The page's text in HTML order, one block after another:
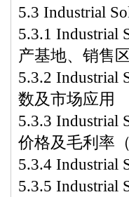
5.3 Industrial
5.3.1 Industrial
产基地、销售
5.3.2 Industrial
数及市场应用
5.3.3 Industrial
价格及毛利率（
5.3.4 Industrial
5.3.5 Industrial